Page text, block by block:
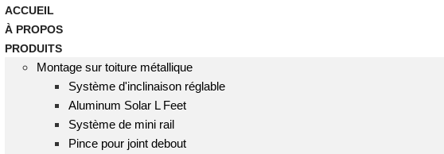
ACCUEIL
À PROPOS
PRODUITS
Montage sur toiture métallique
Système d'inclinaison réglable
Aluminum Solar L Feet
Système de mini rail
Pince pour joint debout